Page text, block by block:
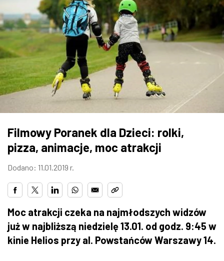
ROZRYWKA
W KINACH
GASTRONOMIA
ZDJĘCIA
W RZESZOWIE
Filmowy Poranek dla Dzieci: rolki,
pizza, animacje, moc atrakcji
Dodano: 11.01.2019 r.
Moc atrakcji czeka na najmłodszych widzów
już w najbliższą niedzielę 13.01. od godz. 9:45 w
kinie Helios przy al. Powstańców Warszawy 14.